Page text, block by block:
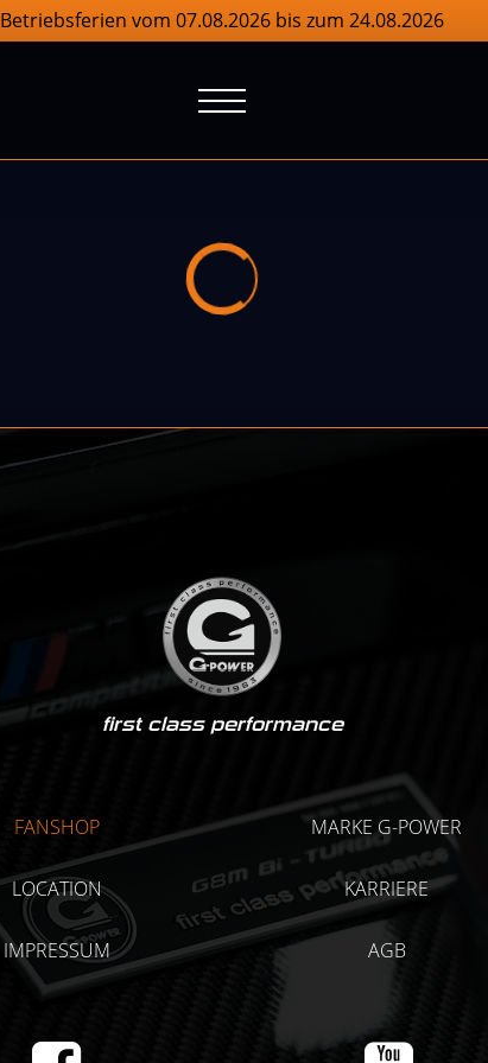
Betriebsferien vom 07.08.2026 bis zum 24.08.2026
first class performance
FANSHOP MARKE G-POWER
LOCATION KARRIERE
IMPRESSUM AGB